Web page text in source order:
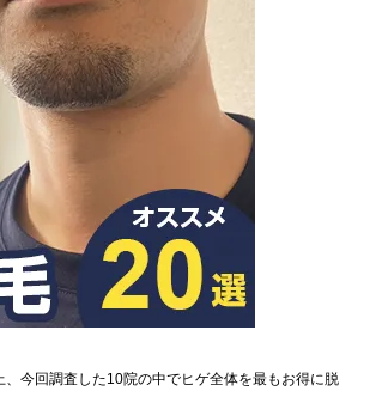
今回調査した10院の中でヒゲ全体を最もお得に脱